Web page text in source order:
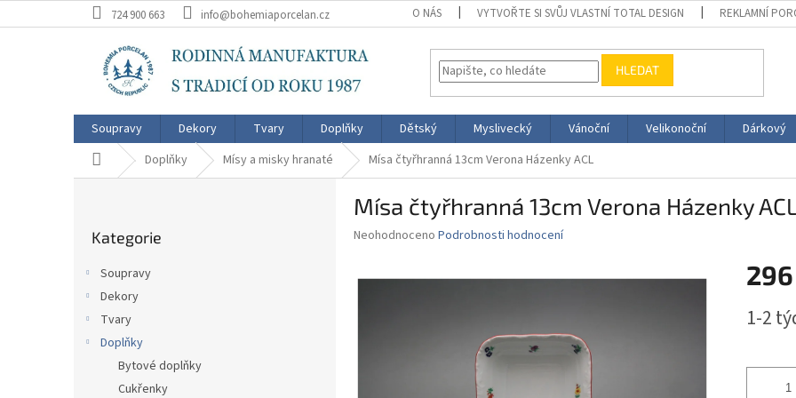
na
724 900 663 info@bohemiaporcelan.cz O NÁS VYTVOŘTE SI SVŮJ VLASTNÍ TOTAL DESIGN REKLAMNÍ
HLEDAT
Soupravy Dekory Tvary Doplňky Dětský Myslivecký Vánoční Velikonoční Dárkový
Domů Doplňky Mísy a misky hranaté Mísa čtyřhranná 13cm Verona Házenky ACL
kategorie
Kategorie
Soupravy
Dekory
Tvary
Doplňky
Bytové doplňky
Cukřenky
Mísa čtyřhranná 13cm Verona Házenky
Průměrné
Neohodnoceno Podrobnosti hodnocení
cena:
1-2